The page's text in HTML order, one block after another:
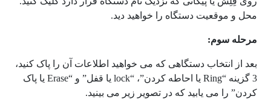
محل و موقعیت دستگاه را خواهید دید.
مرحله سوم:
بعد از انتخاب دستگاهی که می خواهید اطلاعات آن را پاک کنید،
3 گزینه “Ring یا احاطه کردن”، “lock یا قفل” و “Erase یا پاک
کردن” را می یابید که در تصویر زیر می بینید.